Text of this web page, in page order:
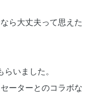
ら大丈夫って思えた
いました。
ーターとのコラボな